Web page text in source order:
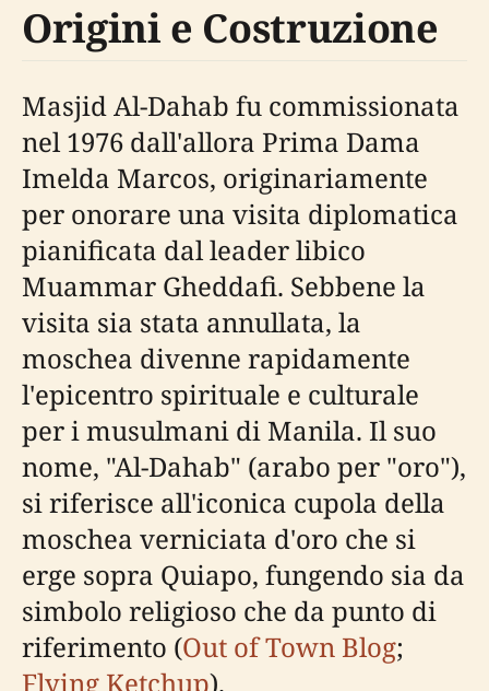
Origini e Costruzione
Masjid Al-Dahab fu commissionata
nel 1976 dall'allora Prima Dama
Imelda Marcos, originariamente
per onorare una visita diplomatica
pianificata dal leader libico
Muammar Gheddafi. Sebbene la
visita sia stata annullata, la
moschea divenne rapidamente
l'epicentro spirituale e culturale
per i musulmani di Manila. Il suo
nome, "Al-Dahab" (arabo per "oro"),
si riferisce all'iconica cupola della
moschea verniciata d'oro che si
erge sopra Quiapo, fungendo sia da
simbolo religioso che da punto di
riferimento (Out of Town Blog;
Flying Ketchup).